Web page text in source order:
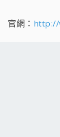
官網：